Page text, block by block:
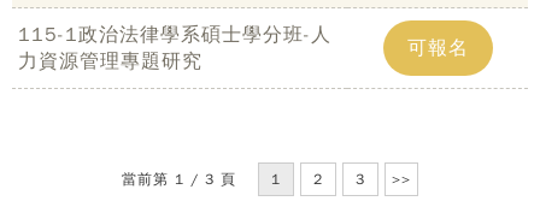
115-1政治法律學系碩士學分班-人
力資源管理專題研究
可報名
當前第 1 / 3 頁 1 2 3 >>